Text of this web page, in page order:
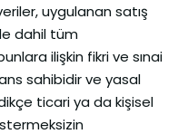
uygulanan satış
dahil tüm
ilişkin fikri ve sınai
sahibidir ve yasal
ticari ya da kişisel